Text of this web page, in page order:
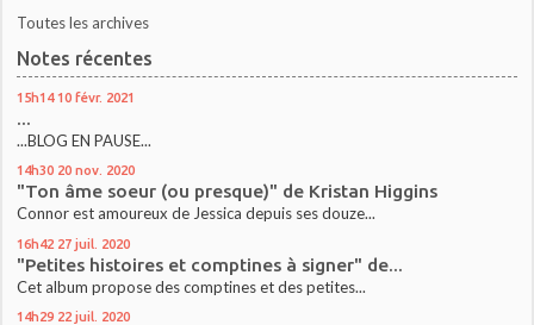
Toutes les archives
Notes récentes
15h14 10 févr. 2021
...
...BLOG EN PAUSE...
14h30 20 nov. 2020
"Ton âme soeur (ou presque)" de Kristan Higgins
Connor est amoureux de Jessica depuis ses douze...
16h42 27 juil. 2020
"Petites histoires et comptines à signer" de...
Cet album propose des comptines et des petites...
14h29 22 juil. 2020